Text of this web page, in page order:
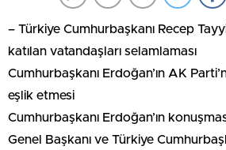
– Türkiye Cumhurbaşkanı Recep
katılan vatandaşları selamlaması
Cumhurbaşkanı Erdoğan’ın AK
eşlik etmesi
Cumhurbaşkanı Erdoğan’ın
Genel Başkanı ve Türkiye